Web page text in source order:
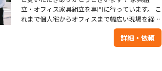
立・オフィス家具組立を専門に行っています。 こ
れまで個人宅からオフィスまで幅広い現場を経験
し、 ベッド・収納家具・デスク・テレビ台など、
さまざまな家具の組み立てに対応してきました。
作業はすべて自社対応で、外注は行っていませ
詳細・依頼